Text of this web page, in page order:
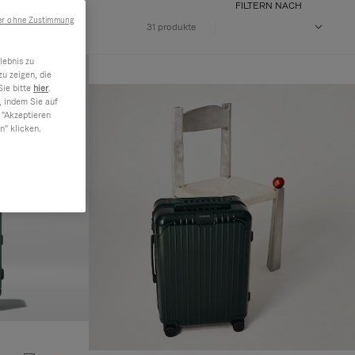
31 produkte
FILTERN NACH
zu
zeigen, die
bitte hier.
indem Sie auf
klicken.
ohne Zustimmung